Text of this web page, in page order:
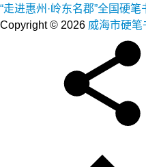
“走进惠州·岭东名郡”全国硬
Copyright © 2026 威海市硬笔